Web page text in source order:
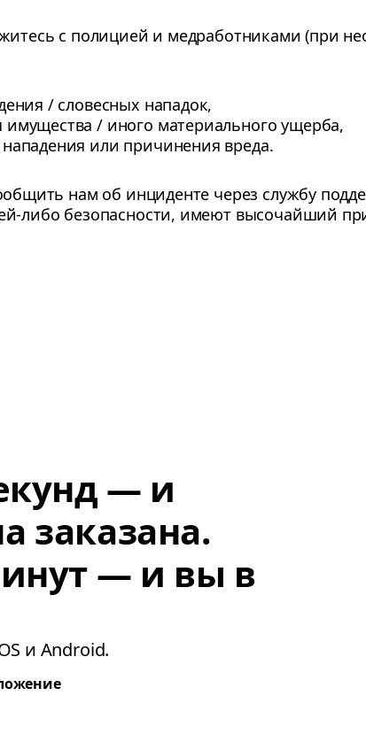
с полицией и медработниками (при
/ словесных нападок,
/ иного материального ущерба,
или причинения вреда.
нам об инциденте через службу
либо безопасности, имеют высочайший
— и
заказана.
— и вы в
и Android.